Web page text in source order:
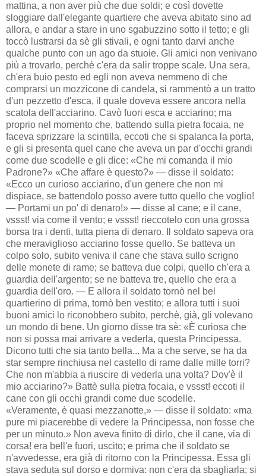
mattina, a non aver più che due soldi; e così dovette
sloggiare dall'elegante quartiere che aveva abitato sino ad
allora, e andar a stare in uno sgabuzzino sotto il tetto; e gli
toccò lustrarsi da sè gli stivali, e ogni tanto darvi anche
qualche punto con un ago da stuoie. Gli amici non venivano
più a trovarlo, perchè c'era da salir troppe scale. Una sera,
ch'era buio pesto ed egli non aveva nemmeno di che
comprarsi un mozzicone di candela, si rammentò a un tratto
d'un pezzetto d'esca, il quale doveva essere ancora nella
scatola dell'acciarino. Cavò fuori esca e acciarino; ma
proprio nel momento che, battendo sulla pietra focaia, ne
faceva sprizzare la scintilla, eccoti che si spalanca la porta,
e gli si presenta quel cane che aveva un par d'occhi grandi
come due scodelle e gli dice: «Che mi comanda il mio
Padrone?» «Che affare è questo?» — disse il soldato:
«Ecco un curioso acciarino, d'un genere che non mi
dispiace, se battendolo posso avere tutto quello che voglio!
— Portami un po' di denaro!» — disse al cane; e il cane,
vssst! via come il vento; e vssst! rieccotelo con una grossa
borsa tra i denti, tutta piena di denaro. Il soldato sapeva ora
che meraviglioso acciarino fosse quello. Se batteva un
colpo solo, subito veniva il cane che stava sullo scrigno
delle monete di rame; se batteva due colpi, quello ch'era a
guardia dell'argento; se ne batteva tre, quello che era a
guardia dell'oro. — E allora il soldato tornò nel bel
quartierino di prima, tornò ben vestito; e allora tutti i suoi
buoni amici lo riconobbero subito, perchè, già, gli volevano
un mondo di bene. Un giorno disse tra sè: «È curiosa che
non si possa mai arrivare a vederla, questa Principessa.
Dicono tutti che sia tanto bella... Ma a che serve, se ha da
star sempre rinchiusa nel castello di rame dalle mille torri?
Che non m'abbia a riuscire di vederla una volta? Dov'è il
mio acciarino?» Battè sulla pietra focaia, e vssst! eccoti il
cane con gli occhi grandi come due scodelle.
«Veramente, è quasi mezzanotte,» — disse il soldato: «ma
pure mi piacerebbe di vedere la Principessa, non fosse che
per un minuto.» Non aveva finito di dirlo, che il cane, via di
corsa! era bell'e fuori, uscito; e prima che il soldato se
n'avvedesse, era già di ritorno con la Principessa. Essa gli
stava seduta sul dorso e dormiva: non c'era da sbagliarla; si